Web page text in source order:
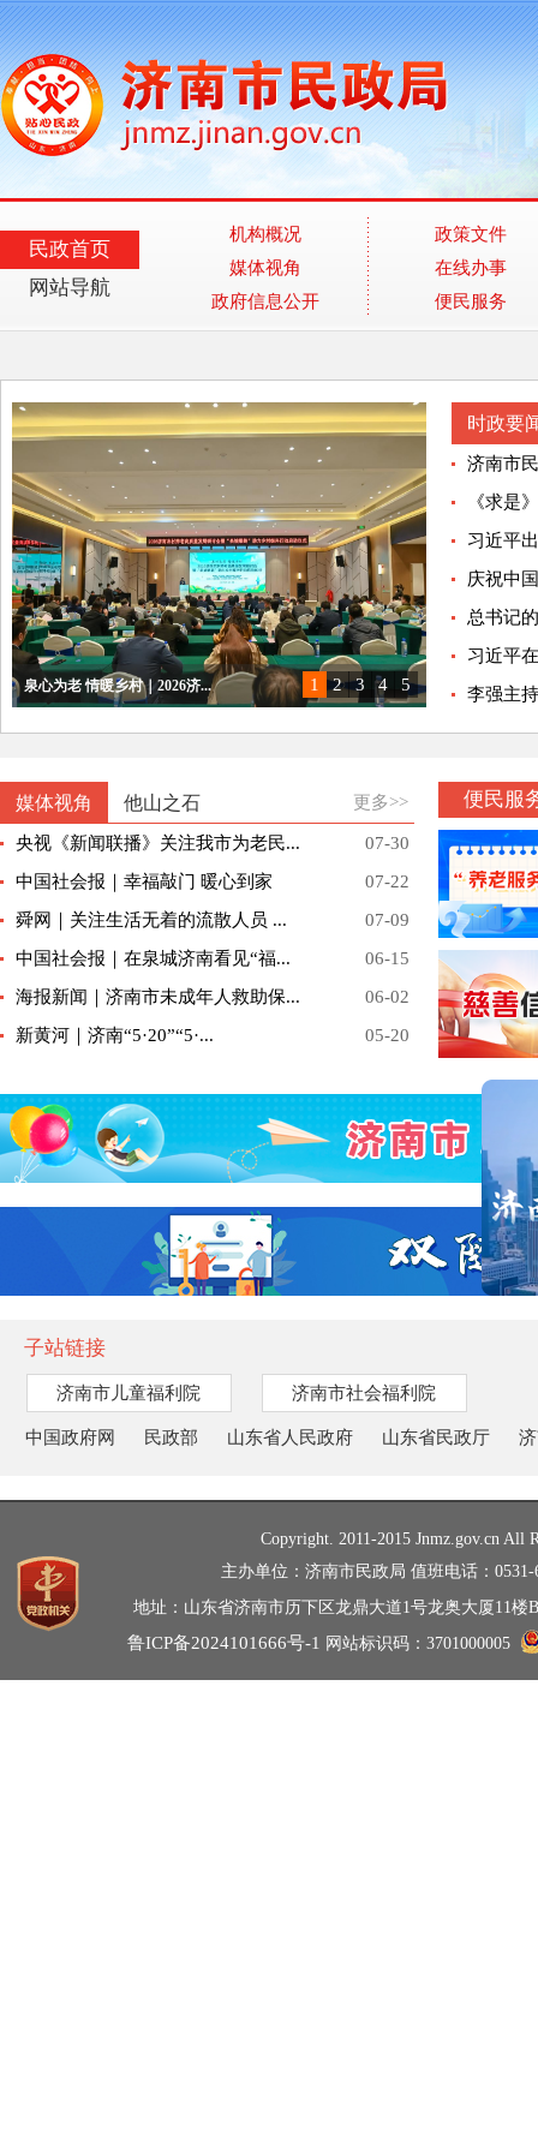
民政首页
网站导航
机构概况
媒体视角
政府信息公开
政策文件
在线办事
便民服务
泉心为老 情暖乡村｜2026济...
1 2 3 4 5
时政要
济南市
《求是
习近平
庆祝中
总书记
习近平
李强主
媒体视角 他山之石
央视《新闻联播》关注我市为老民...
07-30
中国社会报｜幸福敲门 暖心到家
07-22
舜网｜关注生活无着的流散人员 ...
07-09
中国社会报｜在泉城济南看见“福...
06-15
海报新闻｜济南市未成年人救助保...
06-02
新黄河｜济南“5·20”“5·...
05-20
更多>> 便民服
子站链接
济南市儿童福利院 济南市社会福利院
中国政府网 民政部 山东省人民政府 山东省民政厅
Copyright. 2011-2015 Jnmz.gov.cn All
主办单位：济南市民政局 值班电话：0531-
地址：山东省济南市历下区龙鼎大道1号龙奥大厦11楼
鲁ICP备2024101666号-1 网站标识码：3701000005